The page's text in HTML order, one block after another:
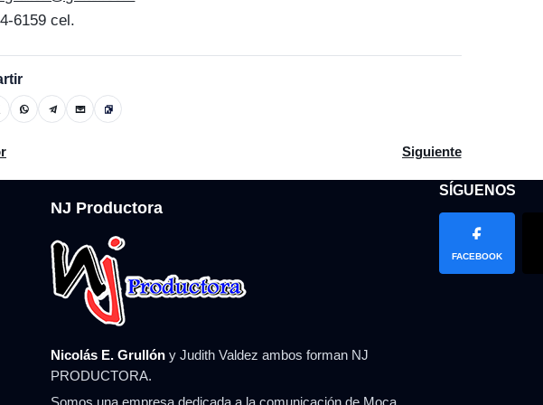
6159 cel.
anterior: Miércoles con aguaceros, mucho calor y menos concentración de polvo del
Artículo siguiente:
Siguiente
NJ Productora
Nicolás E. Grullóny Judith Valdez ambos forman NJ
PRODUCTORA.
Somos una empresa dedicada a la comunicación de Moca,
SÍGUENOS
FACEBOOK